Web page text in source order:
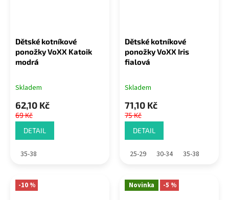
Dětské kotníkové
ponožky VoXX Katoik
modrá
Skladem
62,10 Kč
69 Kč
DETAIL
35-38
Dětské kotníkové
ponožky VoXX Iris
fialová
Skladem
71,10 Kč
75 Kč
DETAIL
25-29 30-34 35-38
-10 % Novinka -5 %